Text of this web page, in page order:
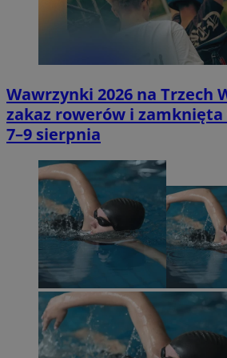
Wawrzynki 2026 na Trzech
zakaz rowerów i
7–9 sierpnia